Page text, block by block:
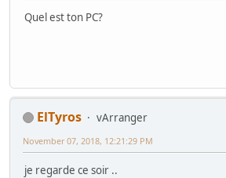
Quel est ton PC?
ElTyros
vArranger
November 07, 2018, 12:21:29 PM
je regarde ce soir ..